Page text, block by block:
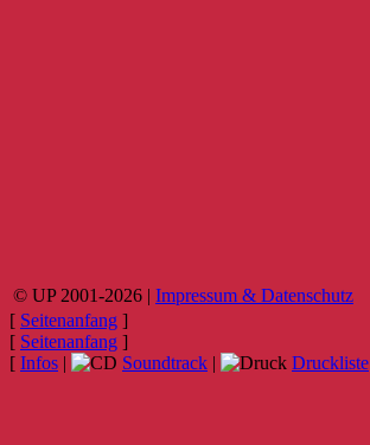
© UP 2001-2026 | Impressum & Datenschutz
[ Seitenanfang ]
[ Seitenanfang ]
[ Infos | Soundtrack | Druckliste